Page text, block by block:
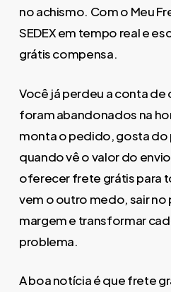
no achismo. Com o Meu
SEDEX em tempo real e
grátis compensa.
Você já perdeu a conta de
foram abandonados na
monta o pedido, gosta
quando vê o valor do
oferecer frete grátis para
vem o outro medo, sair no
margem e transformar
problema.
A boa notícia é que frete